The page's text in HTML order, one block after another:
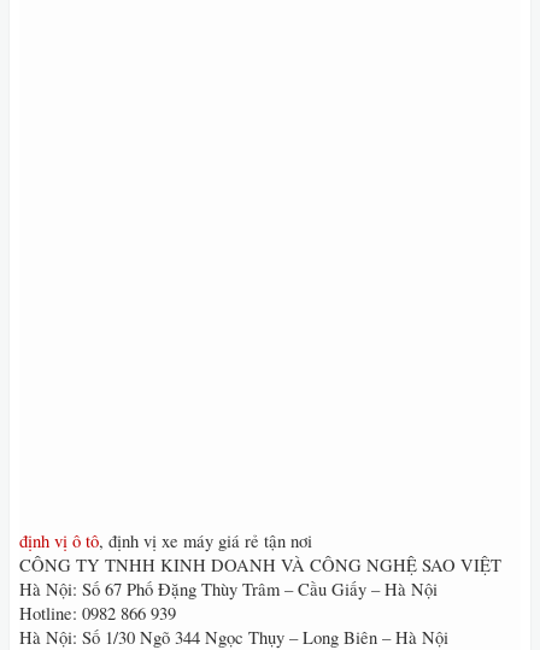
định vị ô tô, định vị xe máy giá rẻ tận nơi
CÔNG TY TNHH KINH DOANH VÀ CÔNG NGHỆ SAO VIỆT
Hà Nội: Số 67 Phố Đặng Thùy Trâm – Cầu Giấy – Hà Nội
Hotline: 0982 866 939
Hà Nội: Số 1/30 Ngõ 344 Ngọc Thụy – Long Biên – Hà Nội